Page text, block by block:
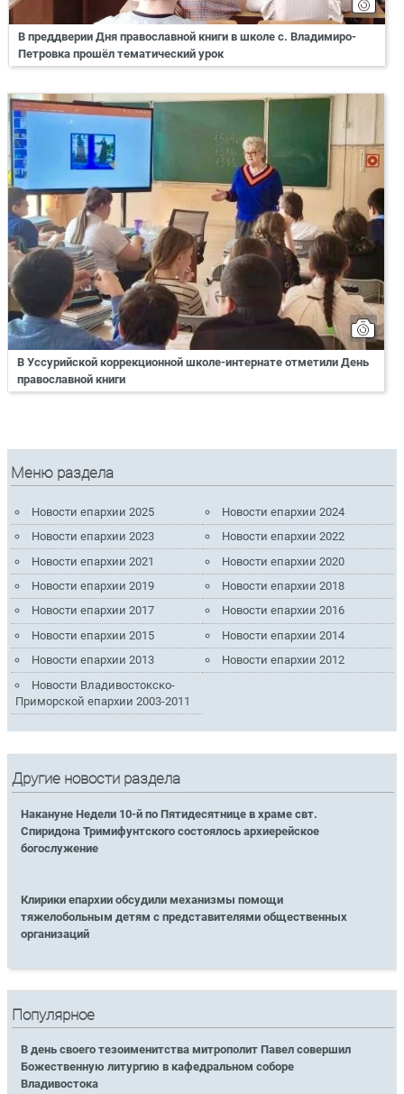
В преддверии Дня православной книги в школе с. Владимиро-
Петровка прошёл тематический урок
В Уссурийской коррекционной школе-интернате отметили День
православной книги
Меню раздела
Новости епархии 2025
Новости епархии 2024
Новости епархии 2023
Новости епархии 2022
Новости епархии 2021
Новости епархии 2020
Новости епархии 2019
Новости епархии 2018
Новости епархии 2017
Новости епархии 2016
Новости епархии 2015
Новости епархии 2014
Новости епархии 2013
Новости епархии 2012
Новости Владивостокско-
Приморской епархии 2003-2011
Другие новости раздела
Накануне Недели 10-й по Пятидесятнице в храме свт.
Спиридона Тримифунтского состоялось архиерейское
богослужение
Клирики епархии обсудили механизмы помощи
тяжелобольным детям с представителями общественных
организаций
Популярное
В день своего тезоименитства митрополит Павел совершил
Божественную литургию в кафедральном соборе
Владивостока